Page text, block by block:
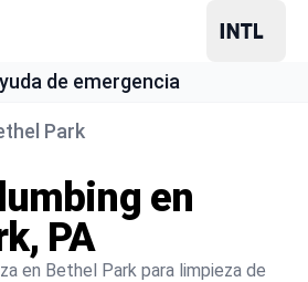
de emergencia
Park
en
PA
en Bethel Park para limpieza de